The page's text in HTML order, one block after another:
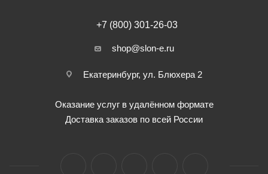
+7 (800) 301-26-03
shop@slon-e.ru
Екатеринбург, ул. Блюхера 2
Оказание услуг в удалённом формате
Доставка заказов по всей России